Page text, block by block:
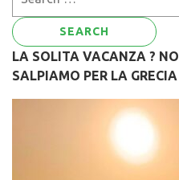
LA SOLITA VACANZA ?
SALPIAMO PER LA GRECIA